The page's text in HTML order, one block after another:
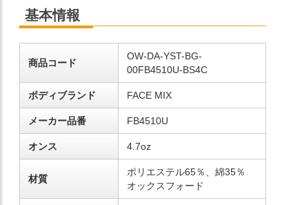
基本情報
商品コード
OW-DA-YST-BG-
00FB4510U-BS4C
ボディブランド FACE MIX
メーカー品番 FB4510U
オンス 4.7oz
材質
ポリエステル65％、綿35％
オックスフォード